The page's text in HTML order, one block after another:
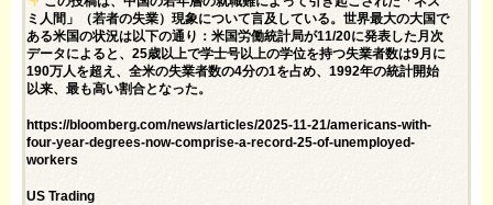
ミ人間」（若者の失業）現象について言及している。世界最大の大国で
ある米国の状況は以下の通り：米国労働統計局が11/20に発表した月次
データによると、25歳以上で学士号以上の学位を持つ失業者数は9月に
190万人を超え、全米の失業者数の4分の1を占め、1992年の統計開始
以来、最も高い割合となった。
https://bloomberg.com/news/articles/2025-11-21/americans-with-
four-year-degrees-now-comprise-a-record-25-of-unemployed-
workers
US Trading